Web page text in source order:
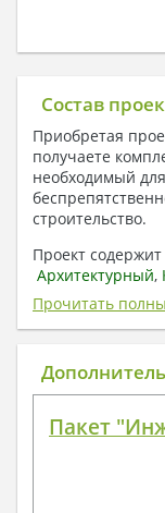
Состав
Приобретая
получаете
необходимый
строительство.
Проект
Архитектурный,
отопление,
плату) +
1.
План
Прочитать
Пакет